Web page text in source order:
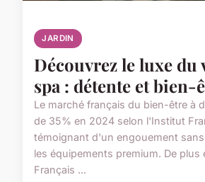
JARDIN
Découvrez le luxe du
spa : détente et bien-
Le marché français du bien-être à
de 35% en 2024 selon l'Institut
témoignant d'un engouement
les équipements premium. De plus
Français ...